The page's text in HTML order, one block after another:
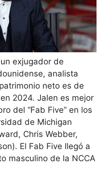
exjugador de
analista
neto es de
2024. Jalen es mejor
del “Fab Five” en los
de Michigan
Chris Webber,
El Fab Five llegó a
masculino de la NCCA